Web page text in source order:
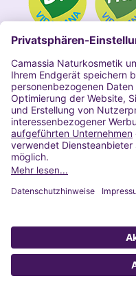
Allgemeine
Copyright 2020